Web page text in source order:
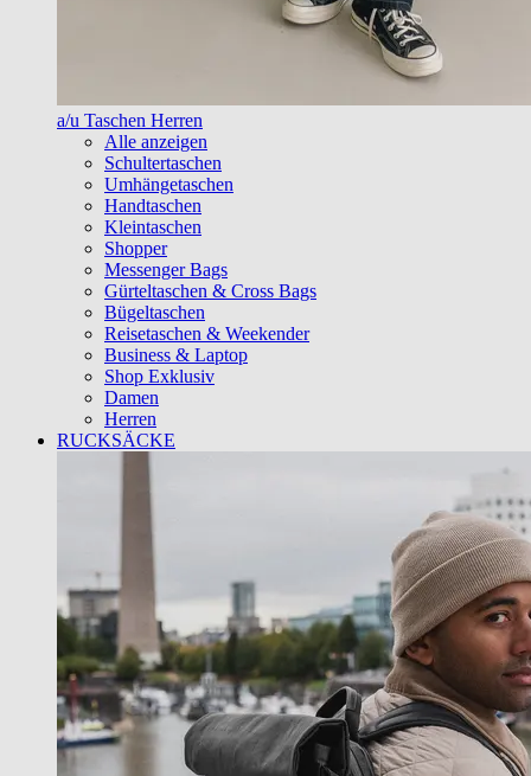
a/u Taschen Herren
Alle anzeigen
Schultertaschen
Umhängetaschen
Handtaschen
Kleintaschen
Shopper
Messenger Bags
Gürteltaschen & Cross Bags
Bügeltaschen
Reisetaschen & Weekender
Business & Laptop
Shop Exklusiv
Damen
Herren
RUCKSÄCKE